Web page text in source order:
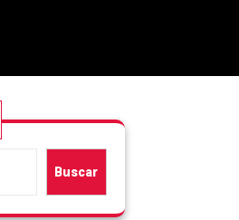
Buscar